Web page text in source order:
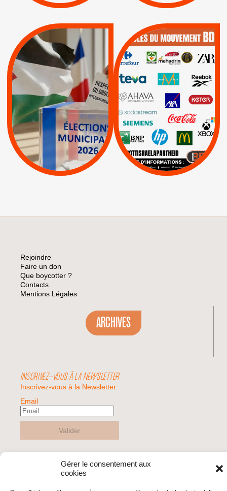
Gérer le consentement aux
cookies
MUNICIPALES 2026 :
JE VOTE POUR LE
RESPECT DU DROIT
INTERNATIONAL EN
PALESTINE
APPELS | Actus
Espaces Sans
Apartheid
| Lettres d'interpellation
Pétitions
QUE BOYCOTTER ?
BOYCOTT /
AXA BNP | CAF |
Carrefour | HP |
Keter |
Livres et brochures |
Mehadrin | PUMA
Sodastream |
Visuels, tracts,
affiches,...
Rejoindre
Faire un don
Que boycotter ?
Contacts
Mentions Légales
ARCHIVES
INSCRIVEZ-VOUS À LA NEWSLETTER
Inscrivez-vous à la Newsletter
Email
Valider
© 2026 | BDS France | Boycott Désinvestissement Sanctions, la réponse
citoyenne et non-violente à l'impunité d'Israël |